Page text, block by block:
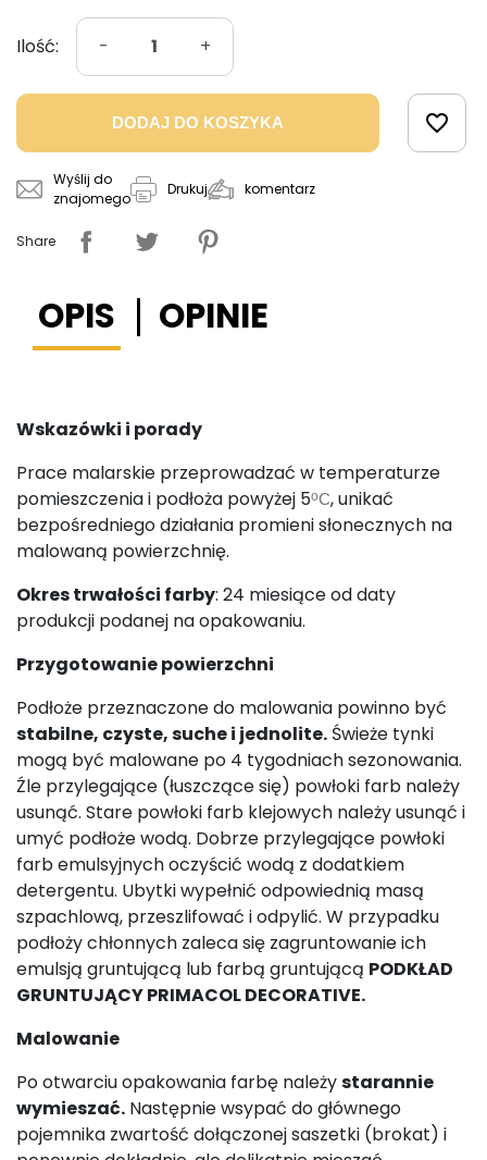
Ilość: - +
DODAJ DO KOSZYKA favorite_border
Wyślij do
znajomego
Drukuj komentarz
Share
OPIS OPINIE
Wskazówki i porady
Prace malarskie przeprowadzać w temperaturze
pomieszczenia i podłoża powyżej 5oC, unikać
bezpośredniego działania promieni słonecznych na
malowaną powierzchnię.
Okres trwałości farby: 24 miesiące od daty
produkcji podanej na opakowaniu.
Przygotowanie powierzchni
Podłoże przeznaczone do malowania powinno być
stabilne, czyste, suche i jednolite. Świeże tynki
mogą być malowane po 4 tygodniach sezonowania.
Źle przylegające (łuszczące się) powłoki farb należy
usunąć. Stare powłoki farb klejowych należy usunąć i
umyć podłoże wodą. Dobrze przylegające powłoki
farb emulsyjnych oczyścić wodą z dodatkiem
detergentu. Ubytki wypełnić odpowiednią masą
szpachlową, przeszlifować i odpylić. W przypadku
podłoży chłonnych zaleca się zagruntowanie ich
emulsją gruntującą lub farbą gruntującą PODKŁAD
GRUNTUJĄCY PRIMACOL DECORATIVE.
Malowanie
Po otwarciu opakowania farbę należystarannie
wymieszać. Następnie wsypać do głównego
pojemnika zwartość dołączonej saszetki (brokat) i